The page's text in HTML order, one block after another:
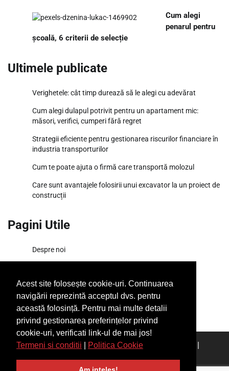
Acest site folosește cookie-uri. Continuarea
navigării reprezintă acceptul dvs. pentru
această folosință. Pentru mai multe detalii
privind gestionarea preferințelor privind
cookie-uri, verificati link-ul de mai jos!
Termeni si conditii
Politica Cookie
Cum alegi
penarul pentru
școală, 6 criterii de selecție
Ultimele publicate
Verighetele: cât timp durează să le alegi cu adevărat
Cum alegi dulapul potrivit pentru un apartament mic:
măsori, verifici, cumperi fără regret
Strategii eficiente pentru gestionarea riscurilor financiare în
industria transporturilor
Cum te poate ajuta o firmă care transportă molozul
Care sunt avantajele folosirii unui excavator la un proiect de
construcții
Pagini Utile
Despre noi
SiteMap
Copyright © 2026Ponturi Fierbinți|Articolul tau aici
|